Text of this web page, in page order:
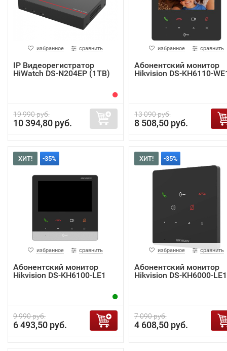
избранное сравнить
IP Видеорегистратор
HiWatch DS-N204EP (1TB)
19 990 руб.
10 394,80 руб.
избранное сравнить
Абонентский монитор
Hikvision DS-KH6110-
13 090 руб.
8 508,50 руб.
ХИТ! -35%
избранное сравнить
Абонентский монитор
Hikvision DS-KH6100-LE1
9 990 руб.
6 493,50 руб.
ХИТ! -35%
избранное сравнить
Абонентский монитор
Hikvision DS-KH6000-LE1
7 090 руб.
4 608,50 руб.